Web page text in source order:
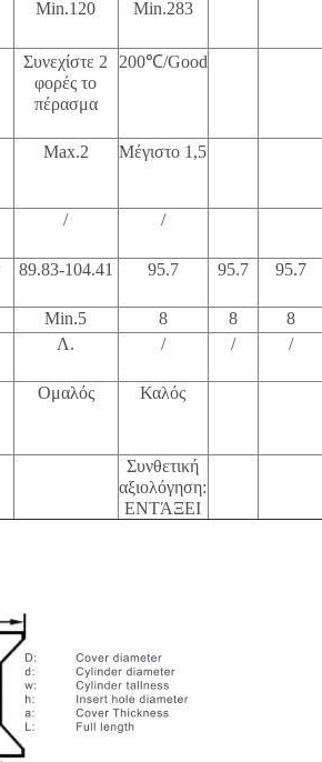
Min.120 Min.283
Συνεχίστε 2
φορές το
πέρασμα
200℃/Good
Max.2 Μέγιστο 1,5
/ /
89.83-104.41 95.7 95.7 95.7
Min.5 8 8
8
Λ. / / /
Ομαλός Καλός
Συνθετική
αξιολόγηση:
ΕΝΤΆΞΕΙ